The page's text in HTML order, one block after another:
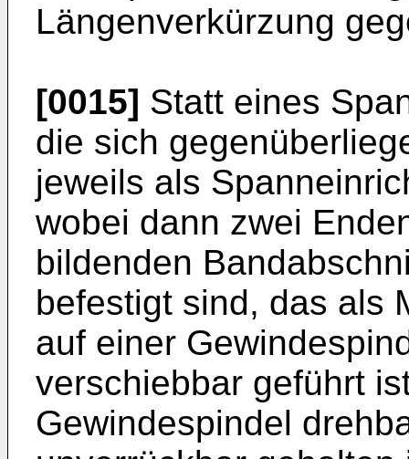
Längenverkürzung
[0015] Statt eines
die sich
jeweils als
wobei dann zwei
bildenden
befestigt sind, das als
auf einer
verschiebbar geführt
Gewindespindel